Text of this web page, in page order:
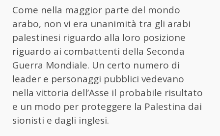
Come nella maggior parte del mondo
arabo, non vi era unanimità tra gli arabi
palestinesi riguardo alla loro posizione
riguardo ai combattenti della Seconda
Guerra Mondiale. Un certo numero di
leader e personaggi pubblici vedevano
nella vittoria dell’Asse il probabile risultato
e un modo per proteggere la Palestina dai
sionisti e dagli inglesi.